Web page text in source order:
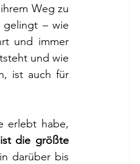
Weg zu
gelingt – wie
und immer
und wie
ist auch für
erlebt habe,
die größte
darüber bis